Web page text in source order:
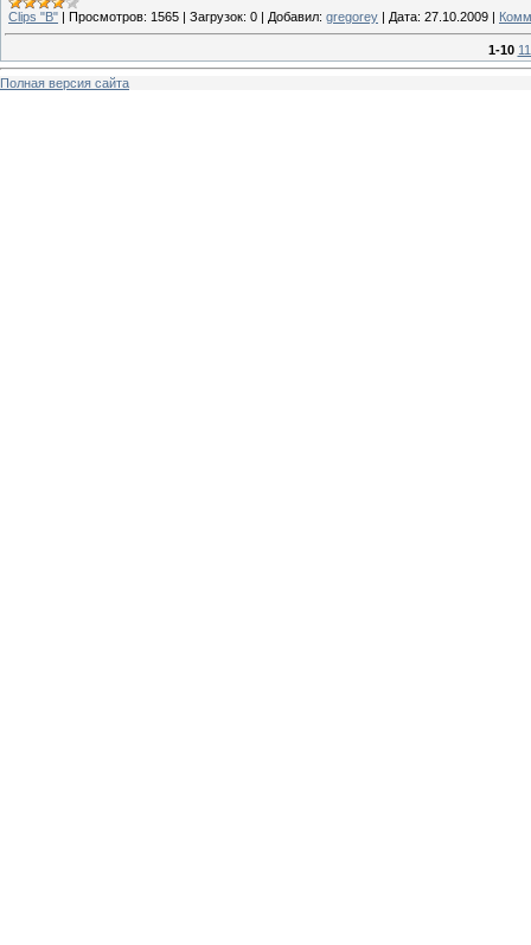
Clips "B" | Просмотров: 1565 | Загрузок: 0 | Добавил: gregorey | Дата: 27.10.2009 |
1-10
Полная версия сайта